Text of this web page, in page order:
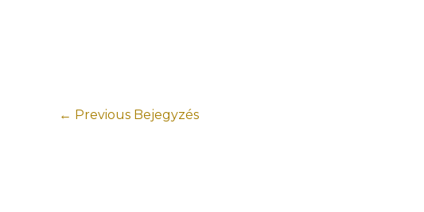
← Previous Bejegyzés